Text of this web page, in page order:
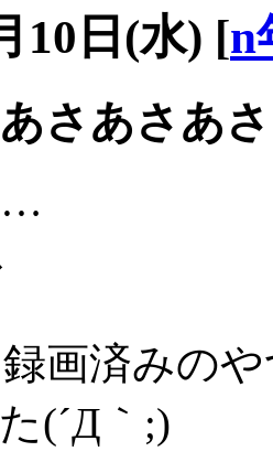
10日(水) [n
さあさあ
…
画済みのや
(´Д｀;)